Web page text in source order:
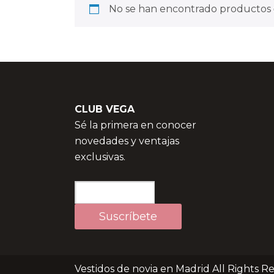
No se han encontrado
CLUB VEGA
Sé la primera en conocer
novedades y ventajas
exclusivas.
Vestidos de novia en Madrid All Rights